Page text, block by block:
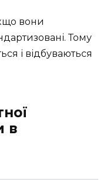
вони
Тому
і відбуваються
в